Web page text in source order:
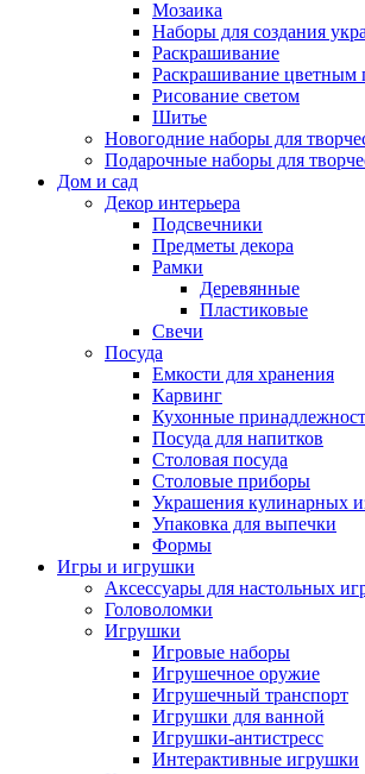
Мозаика
Наборы для создания
Раскрашивание
Раскрашивание цветным
Рисование светом
Шитье
Новогодние наборы для
Подарочные наборы для
Дом и сад
Декор интерьера
Подсвечники
Предметы декора
Рамки
Деревянные
Пластиковые
Свечи
Посуда
Емкости для хранения
Карвинг
Кухонные
Посуда для напитков
Столовая посуда
Столовые приборы
Украшения кулинарных
Упаковка для выпечки
Формы
Игры и игрушки
Аксессуары для настольных
Головоломки
Игрушки
Игровые наборы
Игрушечное оружие
Игрушечный транспорт
Игрушки для ванной
Игрушки-антистресс
Интерактивные игрушки